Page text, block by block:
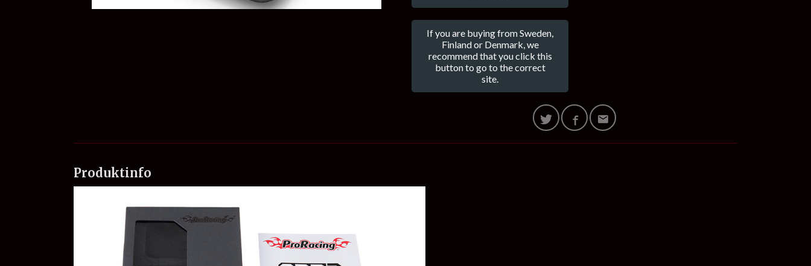
If you are buying from Sweden,
Finland or Denmark, we
recommend that you click this
button to go to the correct
site.
Produktinfo